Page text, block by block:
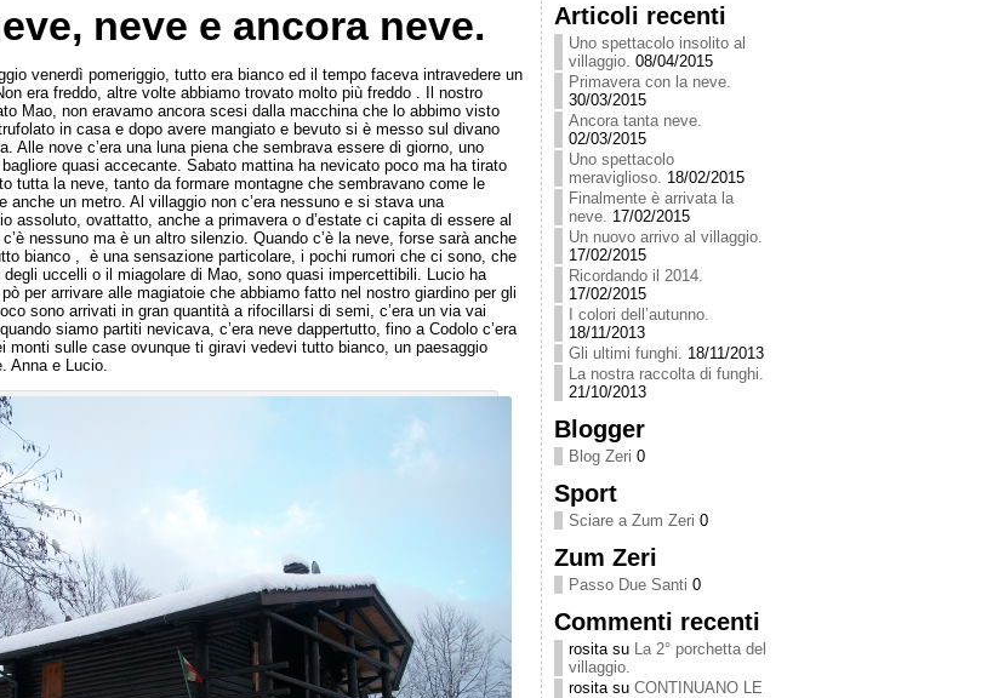
neve e ancora neve.
venerdì pomeriggio, tutto era bianco ed il tempo faceva intravedere un
era freddo, altre volte abbiamo trovato molto più freddo . Il nostro
Mao, non eravamo ancora scesi dalla macchina che lo abbimo visto
in casa e dopo avere mangiato e bevuto si è messo sul divano
Alle nove c’era una luna piena che sembrava essere di giorno, uno
quasi accecante. Sabato mattina ha nevicato poco ma ha tirato
tutta la neve, tanto da formare montagne che sembravano come le
anche un metro. Al villaggio non c’era nessuno e si stava una
assoluto, ovattatto, anche a primavera o d’estate ci capita di essere al
nessuno ma è un altro silenzio. Quando c’è la neve, forse sarà anche
bianco , è una sensazione particolare, i pochi rumori che ci sono, che
uccelli o il miagolare di Mao, sono quasi impercettibili. Lucio ha
per arrivare alle magiatoie che abbiamo fatto nel nostro giardino per gli
sono arrivati in gran quantità a rifocillarsi di semi, c’era un via vai
siamo partiti nevicava, c’era neve dappertutto, fino a Codolo c’era
monti sulle case ovunque ti giravi vedevi tutto bianco, un paesaggio
Anna e Lucio.
Articoli recenti
Uno spettacolo insolito al
villaggio. 08/04/2015
Primavera con la neve.
30/03/2015
Ancora tanta neve.
02/03/2015
Uno spettacolo
meraviglioso. 18/02/2015
Finalmente è arrivata la
neve. 17/02/2015
Un nuovo arrivo al villaggio.
17/02/2015
Ricordando il 2014.
17/02/2015
I colori dell’autunno.
18/11/2013
Gli ultimi funghi. 18/11/2013
La nostra raccolta di funghi.
21/10/2013
Blogger
Blog Zeri 0
Sport
Sciare a Zum Zeri 0
Zum Zeri
Passo Due Santi 0
Commenti recenti
rositasu La 2° porchetta del
villaggio.
rositasu CONTINUANO LE